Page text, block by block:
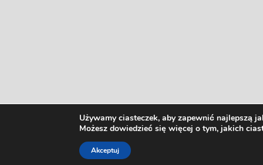
Używamy ciasteczek, aby zapewnić najlepszą
Możesz dowiedzieć się więcej o tym, jakich
Akceptuj